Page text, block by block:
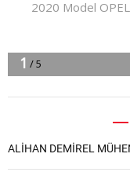
ALİHAN DEMİREL